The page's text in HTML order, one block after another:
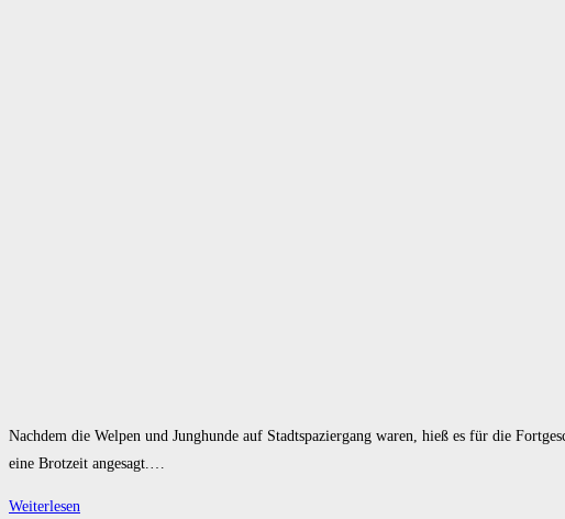
Nachdem die Welpen und Junghunde auf Stadtspaziergang waren, hieß es für die
eine Brotzeit angesagt.…
Weiterlesen